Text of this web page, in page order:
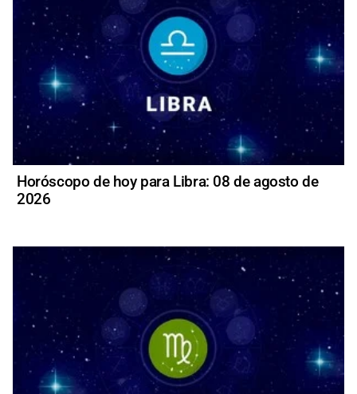
Horóscopo de hoy para Libra: 08 de agosto de
2026